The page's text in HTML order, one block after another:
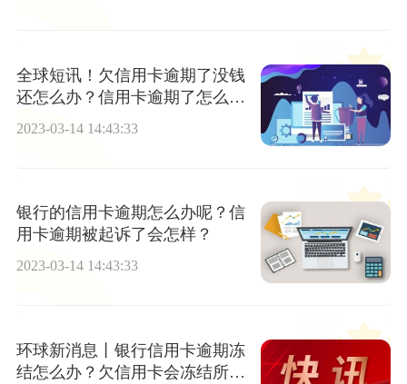
全球短讯！欠信用卡逾期了没钱
还怎么办？信用卡逾期了怎么协
商？
2023-03-14 14:43:33
银行的信用卡逾期怎么办呢？信
用卡逾期被起诉了会怎样？
2023-03-14 14:43:33
环球新消息丨银行信用卡逾期冻
结怎么办？欠信用卡会冻结所有